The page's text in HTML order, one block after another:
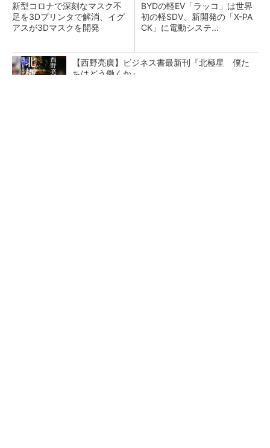
新型コロナで深刻なマスク不
足を3Dプリンタで解消、イグ
アスが3Dマスクを開発
BYDの軽EV「ラッコ」は世界
初の軽SDV、新開発の「X-PA
CK」に電動システ...
【西野亮廣】ビジネス書最新刊『北極星 僕た
ちはどう働くか』